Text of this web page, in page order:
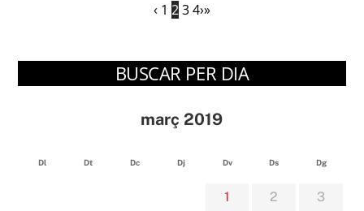
‹ 1 234›»
BUSCAR PER DIA
març 2019
Dl Dt Dc Dj Dv Ds Dg
1 2 3